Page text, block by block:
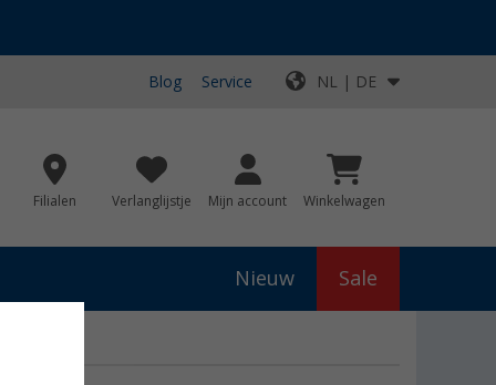
Blog Service NL | DE
Filialen Verlanglijstje Mijn account Winkelwagen
Nieuw Sale